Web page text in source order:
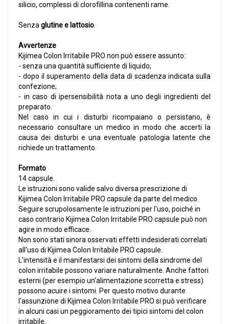
silicio, complessi di clorofillina contenenti rame.
Senzaglutine e lattosio.
Avvertenze
Kijimea Colon Irritabile PRO non può essere assunto:
- senza una quantità sufficiente di liquido;
- dopo il superamento della data di scadenza indicata sulla
confezione;
- in caso di ipersensibilità nota a uno degli ingredienti del
preparato.
Nel caso in cui i disturbi ricompaiano o persistano, è
necessario consultare un medico in modo che accerti la
causa dei disturbi e una eventuale patologia latente che
richiede un trattamento.
Formato
14 capsule.
Le istruzioni sono valide salvo diversa prescrizione di
Kijimea Colon Irritabile PRO capsule da parte del medico.
Seguire scrupolosamente le istruzioni per l'uso, poiché in
caso contrario Kijimea Colon Irritabile PRO capsule può non
agire in modo efficace.
Non sono stati sinora osservati effetti indesiderati correlati
all'uso di Kijimea Colon Irritabile PRO capsule.
L'intensità e il manifestarsi dei sintomi della sindrome del
colon irritabile possono variare naturalmente. Anche fattori
esterni (per esempio un'alimentazione scorretta e stress)
possono acuire i sintomi. Per questo motivo durante
l'assunzione di Kijimea Colon Irritabile PRO si può verificare
in alcuni casi un peggioramento dei tipici sintomi del colon
irritabile.